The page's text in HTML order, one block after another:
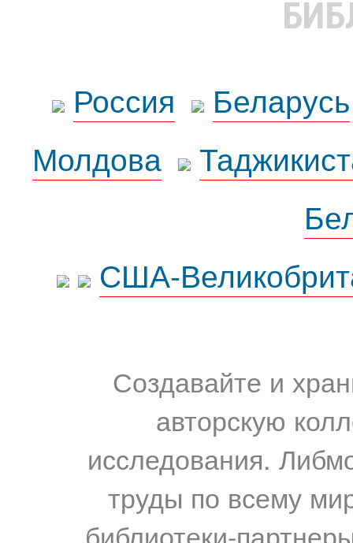
Россия
Беларусь
Молдова
США-
Создавайте и
авторскую
исследования.
труды по всему